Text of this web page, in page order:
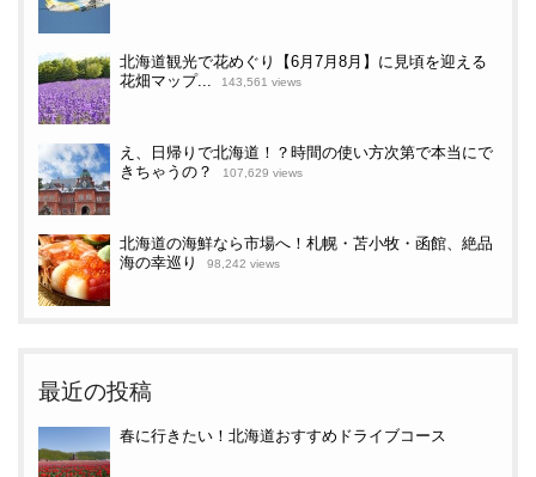
北海道観光で花めぐり【6月7月8月】に見頃を迎える
花畑マップ...
143,561 views
え、日帰りで北海道！？時間の使い方次第で本当にで
きちゃうの？
107,629 views
北海道の海鮮なら市場へ！札幌・苫小牧・函館、絶品
海の幸巡り
98,242 views
最近の投稿
春に行きたい！北海道おすすめドライブコース